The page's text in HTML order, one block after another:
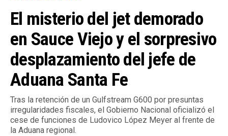
El misterio del jet demorado
en Sauce Viejo y el sorpresivo
desplazamiento del jefe de
Aduana Santa Fe
Tras la retención de un Gulfstream G600 por presuntas
irregularidades fiscales, el Gobierno Nacional oficializó el
cese de funciones de Ludovico López Meyer al frente de
la Aduana regional.